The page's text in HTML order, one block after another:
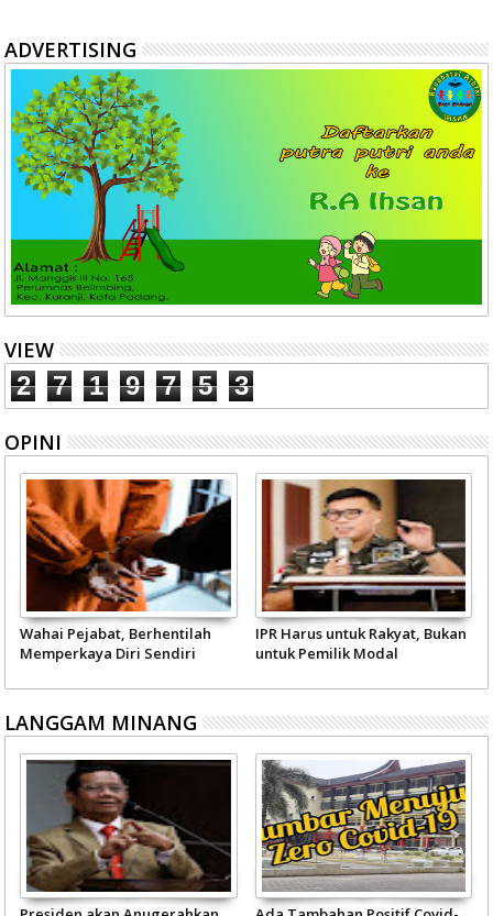
ADVERTISING
VIEW
2 7 1 9 7 5 3
OPINI
Wahai Pejabat, Berhentilah
Memperkaya Diri Sendiri
IPR Harus untuk Rakyat, Bukan
untuk Pemilik Modal
LANGGAM MINANG